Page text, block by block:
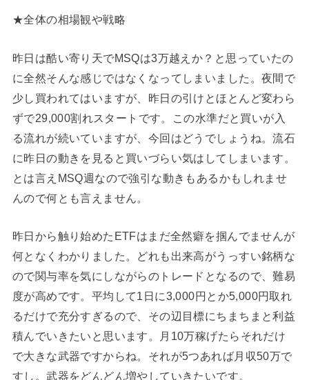
★全体の相場観や戦略
昨日は酷い寄り天でMSQは3万越えか？と思っていたの
に全然そんな感じではなくなってしまいました。夜間で
少し買われてはいますが、昨日の引けとほとんど変わら
ずで29,000割れスタートです。この水準だと買いが入
る流れが続いていますが、今回はどうでしょうね。流石
に昨日の動きを見ると買いづらい気はしてしまいます。
とは言えMSQ週なので強引な動きもあるかもしれませ
んので何とも言えません。
昨日から触り始めたETFはまだ全然癖を掴んでませんが
何となくわかりました。どれも出来高がうっすい銘柄な
ので関与率を気にしながらのトレードとなるので、難易
度が高めです。平均して1日に3,000円とか5,000円取れ
るだけで充分すぎるので、その辺目標にちまちまと利益
積んでいきたいと思います。月10万稼げたらそれだけ
で大きな武器ですからね。それが5つあれば月収50万で
すし。武器をどんどん増やしていきたいです。